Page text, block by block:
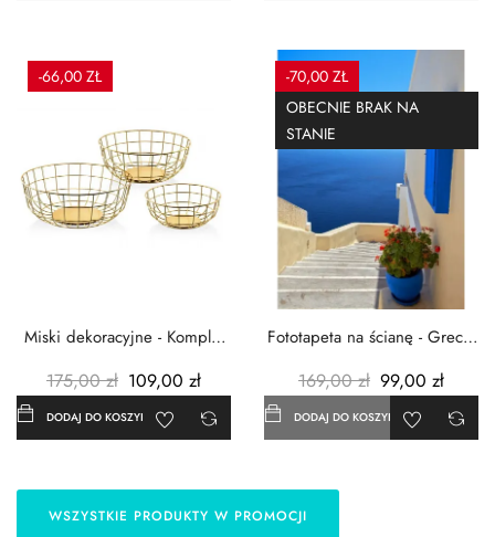
-66,00 ZŁ
Miski dekoracyjne - Komplet
175,00 zł 109,00 zł
DODAJ DO KOSZYKA
-70,00 ZŁ
OBECNIE BRAK NA
STANIE
Fototapeta na ścianę - Grecja
169,00 zł 99,00 zł
DODAJ DO KOSZYKA
WSZYSTKIE PRODUKTY W PROMOCJI